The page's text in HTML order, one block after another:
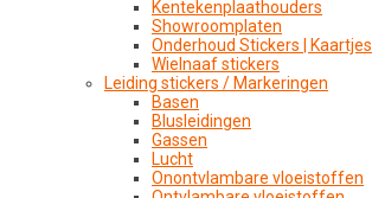
Kentekenplaathouders
Showroomplaten
Onderhoud Stickers | Kaartjes
Wielnaaf stickers
Leiding stickers / Markeringen
Basen
Blusleidingen
Gassen
Lucht
Onontvlambare vloeistoffen